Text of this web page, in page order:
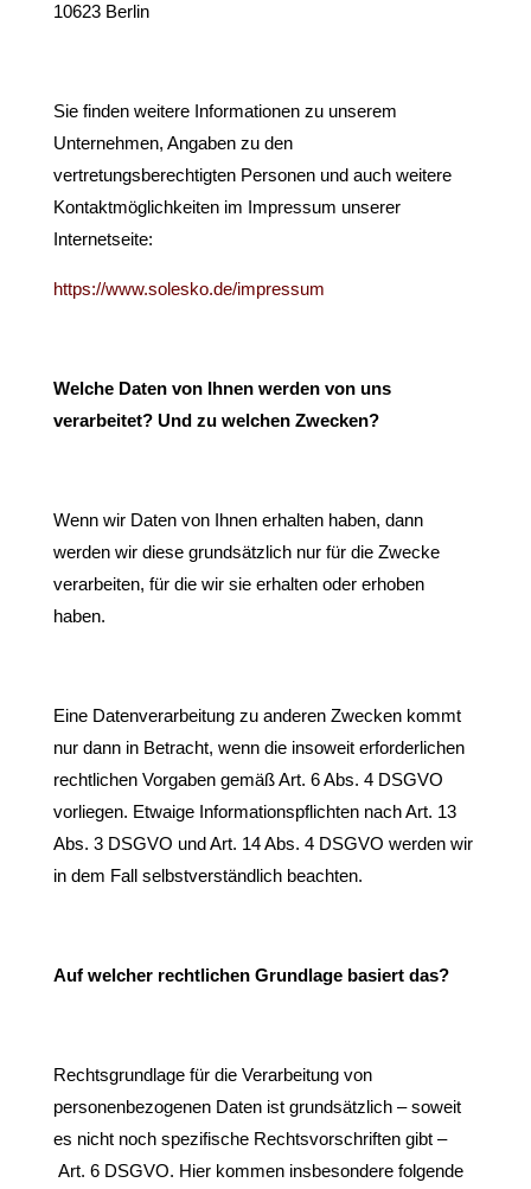
10623 Berlin
Sie finden weitere Informationen zu unserem
Unternehmen, Angaben zu den
vertretungsberechtigten Personen und auch weitere
Kontaktmöglichkeiten im Impressum unserer
Internetseite:
https://www.solesko.de/impressum
Welche Daten von Ihnen werden von uns
verarbeitet? Und zu welchen Zwecken?
Wenn wir Daten von Ihnen erhalten haben, dann
werden wir diese grundsätzlich nur für die Zwecke
verarbeiten, für die wir sie erhalten oder erhoben
haben.
Eine Datenverarbeitung zu anderen Zwecken kommt
nur dann in Betracht, wenn die insoweit erforderlichen
rechtlichen Vorgaben gemäß Art. 6 Abs. 4 DSGVO
vorliegen. Etwaige Informationspflichten nach Art. 13
Abs. 3 DSGVO und Art. 14 Abs. 4 DSGVO werden wir
in dem Fall selbstverständlich beachten.
Auf welcher rechtlichen Grundlage basiert das?
Rechtsgrundlage für die Verarbeitung von
personenbezogenen Daten ist grundsätzlich – soweit
es nicht noch spezifische Rechtsvorschriften gibt –
Art. 6 DSGVO. Hier kommen insbesondere folgende